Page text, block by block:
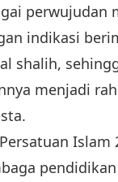
perwujudan
indikasi
shalih,
menjadi
Islam